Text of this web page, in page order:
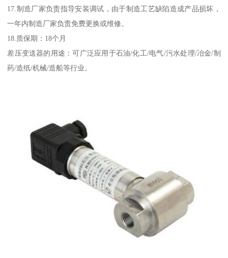
17.制造厂家负责指导安装调试，由于制造工艺缺陷造成产品损坏，
一年内制造厂家负责免费更换或维修。
18.质保期：18个月
差压变送器的用途：可广泛应用于石油/化工/电气/污水处理/冶金/制
药/造纸/机械/造船等行业。